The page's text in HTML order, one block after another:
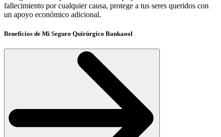
fallecimiento por cualquier causa, protege a tus seres queridos con
un apoyo económico adicional.
Beneficios de Mi Seguro Quirúrgico Bankaool